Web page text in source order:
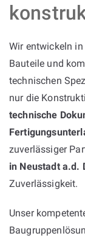
Wir entwickeln in
Bauteile und
technischen
nur die
technische
zuverlässiger
in Neustadt a.d.
Zuverlässigkeit.
Unser